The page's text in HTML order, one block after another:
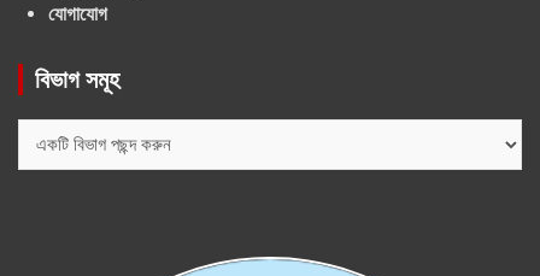
যোগাযোগ
বিভাগ সমূহ
সমূহ